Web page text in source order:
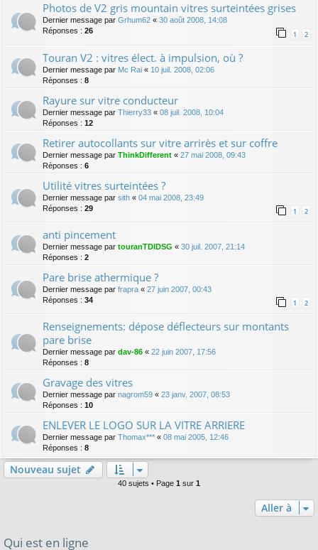
Photos de V2 gris mountain vitres surteintées grises
Dernier message par Grhum62 « 30 août 2008, 14:08
Réponses : 26 1 2
Touran V2 : vitres élect. à impulsion, où ?
Dernier message par Mc Rai « 10 juil. 2008, 02:06
Réponses : 8
Rayure sur vitre conducteur
Dernier message par Thierry33 « 08 juil. 2008, 10:04
Réponses : 12
Retirer autocollants sur vitre arrirès et sur coffre
Dernier message par ThinkDifferent « 27 mai 2008, 09:43
Réponses : 6
Utilité vitres surteintées ?
Dernier message par sith « 04 mai 2008, 23:49
Réponses : 29 1 2
anti pincement
Dernier message par touranTDIDSG « 30 juil. 2007, 21:14
Réponses : 2
Pare brise athermique ?
Dernier message par frapra « 27 juin 2007, 00:43
Réponses : 34 1 2
Renseignements: dépose déflecteurs sur montants
pare brise
Dernier message par dav-86 « 22 juin 2007, 17:56
Réponses : 8
Gravage des vitres
Dernier message par nagrom59 « 23 janv. 2007, 08:53
Réponses : 10
ENLEVER LE LOGO SUR LA VITRE ARRIERE
Dernier message par Thomax*** « 08 mai 2005, 12:46
Réponses : 8
Nouveau sujet
40 sujets • Page 1 sur 1
Aller à
Qui est en ligne